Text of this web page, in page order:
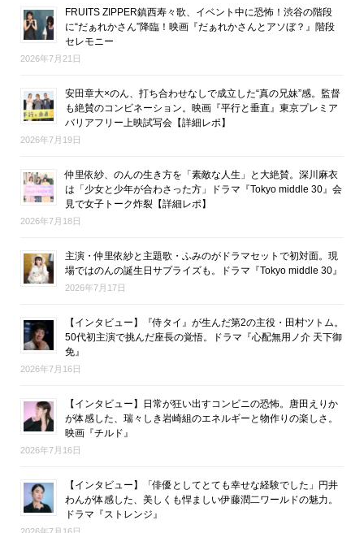
FRUITS ZIPPER鎮西寿々歌、イベント中に恐怖！渋谷の階段
に“だぁれかさん”降臨！映画『だぁれかさんとアソぼ？』階段
セレモニー
2026年7月21日
安田章大×のん、打ち合わせなしで成立した“真の兄妹”感。監督
も絶賛のコンビネーション。映画『平行と垂直』東京プレミア
バリアフリー上映試写会【詳細レポ】
2026年7月19日
仲里依紗、のんの生き方を「素敵な人生」と大絶賛。深川麻衣
は「少女と少年が合わさった方」ドラマ『Tokyo middle 30』会
見で女子トーク炸裂【詳細レポ】
2026年7月18日
主演・仲里依紗と主題歌・ふみのがドラマセットで初対面。現
場ではのんの誕生日サプライズも。ドラマ『Tokyo middle 30』
2026年7月17日
【インタビュー】『侍タイ』が生んだ第2の主役・田村ツトム。
50代初主演で挑んだ座長の覚悟。ドラマ『心配無用ノ介 天下御
免』
2026年7月16日
【インタビュー】日常が狂い出すコンビニの恐怖。唐田えりか
が体感した、瑞々しき岩崎組のエネルギーと物作りの楽しさ。
映画『チルド』
2026年7月16日
【インタビュー】「俳優としてとても幸せな経験でした」円井
わんが体感した、美しくも悍ましい伊藤潤二ワールドの魅力。
ドラマ『ストレンジ』
2026年7月16日